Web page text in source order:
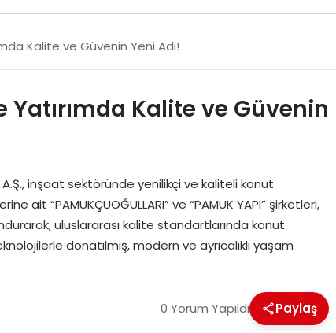
Kalite ve Güvenin Yeni Adı!
Yatırımda Kalite ve Güvenin
A.Ş., inşaat sektöründe yenilikçi ve kaliteli konut
“PAMUKÇUOĞULLARI” ve “PAMUK YAPI” şirketleri,
uluslararası kalite standartlarında konut
donatılmış, modern ve ayrıcalıklı yaşam
0 Yorum Yapıldı Paylaş